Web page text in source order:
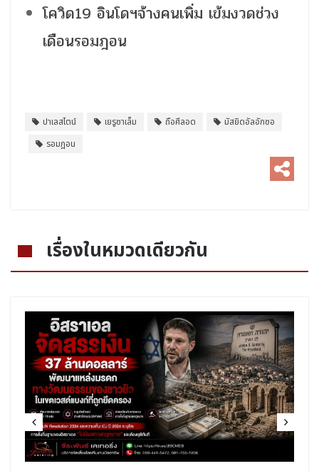
โควิด19 อินโดฯจ้างคนเพิ่ม เข้มงวดช่วง
เดือนรอมฎอน
ปาเลสไตน์ เยรูซาเล็ม ถือศีลอด
มัสยิดอัลอักซอ
รอมฎอน
เรื่องในหมวดเดียวกัน